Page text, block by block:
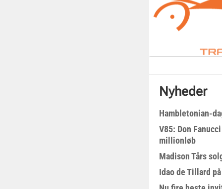
Nyheder
Hambletonian-
V85: Don
millionløb
Madison Tårs
Idao de Tillard